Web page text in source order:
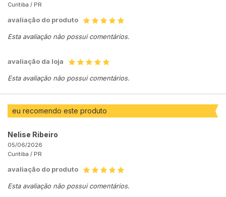
Curitiba / PR
avaliação do produto
Esta avaliação não possui comentários.
avaliação da loja
Esta avaliação não possui comentários.
eu recomendo este produto
Nelise Ribeiro
05/06/2026
Curitiba / PR
avaliação do produto
Esta avaliação não possui comentários.